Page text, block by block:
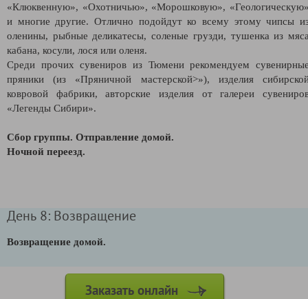
«Клюквенную», «Охотничью», «Морошковую»,
и многие другие. Отлично подойдут ко всему этому чипсы
оленины, рыбные деликатесы, соленые грузди, тушенка из
кабана, косули, лося или оленя.
Среди прочих сувениров из Тюмени рекомендуем
пряники (из «Пряничной мастерской>»), изделия
ковровой фабрики, авторские изделия от галереи
«Легенды Сибири».
Сбор группы. Отправление домой.
Ночной переезд.
День 8: Возвращение
Возвращение домой.
Заказать онлайн